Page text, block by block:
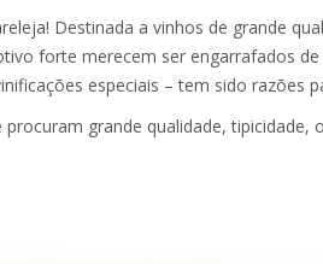
Destinada a vinhos de grande
forte merecem ser engarrafados
especiais – tem sido razões
grande qualidade, tipicidade,